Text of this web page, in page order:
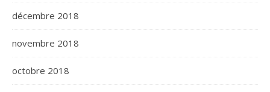
décembre 2018
novembre 2018
octobre 2018